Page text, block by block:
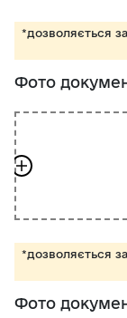
*дозволяється
Фото
*дозволяється
Фото